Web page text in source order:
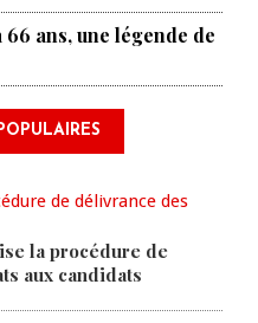
ans, une légende de
la procédure de
aux candidats